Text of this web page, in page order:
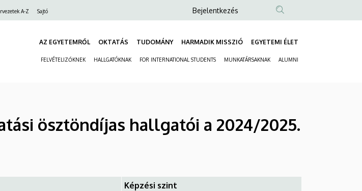
A-Z Sajtó
Anonim
fiók
Bejelentkezés
AZ EGYETEMRŐL OKTATÁS TUDOMÁNY HARMADIK MISSZIÓ EGYETEMI ÉLET
FELVÉTELIZŐKNEK HALLGATÓKNAK FOR INTERNATIONAL STUDENTS MUNKATÁRSAKNAK ALUMNI
ösztöndíjas hallgatói a 2024/2025.
Képzési szint